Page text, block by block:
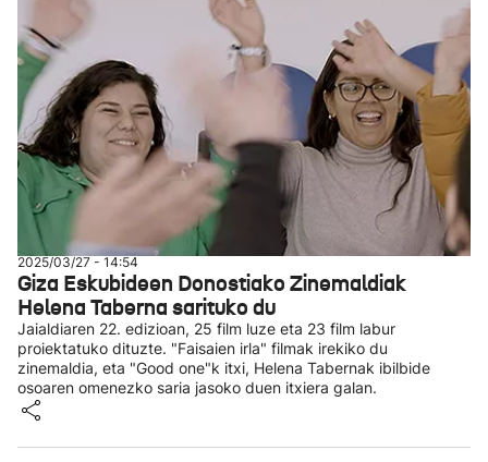
2025/03/27 - 14:54
Giza Eskubideen Donostiako Zinemaldiak
Helena Taberna sarituko du
Jaialdiaren 22. edizioan, 25 film luze eta 23 film labur
proiektatuko dituzte. "Faisaien irla" filmak irekiko du
zinemaldia, eta "Good one"k itxi, Helena Tabernak ibilbide
osoaren omenezko saria jasoko duen itxiera galan.